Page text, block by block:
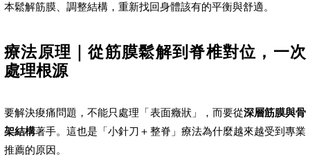
本鬆解筋膜、調整結構，重新找回身體該有的平衡與舒適。
療法原理｜從筋膜鬆解到脊椎對位，一次
處理根源
要解決痠痛問題，不能只處理「表面癥狀」，而要從深層筋膜與骨
架結構著手。這也是「小針刀＋整脊」療法為什麼越來越受到專業
推薦的原因。